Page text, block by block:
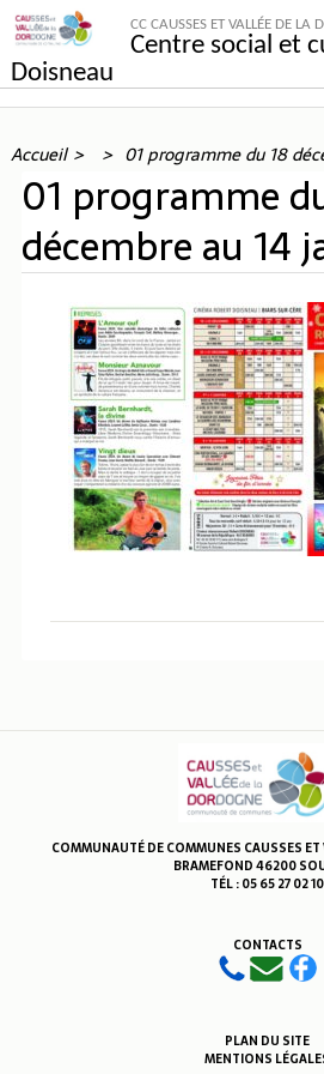
CC CAUSSES ET VALLÉE DE LA
Centre social et
Doisneau
Accueil 01 programme du 18
01 programme
décembre au 14
COMMUNAUTÉ DE COMMUNES CAUSSES
BRAMEFOND 46200
TÉL : 05 65 27 02 10
CONTACTS
PLAN DU SITE
MENTIONS